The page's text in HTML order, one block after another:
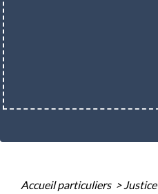
Accueil particuliers > Justice